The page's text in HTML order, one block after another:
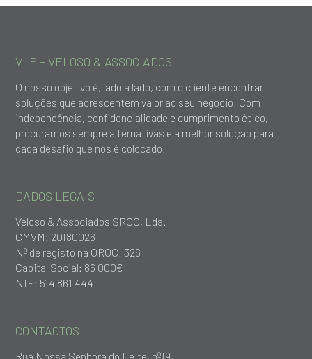
VLP – VELOSO & ASSOCIADOS
O nosso objetivo é, lado a lado, com o cliente encontrar
soluções que acrescentem valor ao seu negócio. Com
independência, confidencialidade e cumprimento ético,
procuramos sempre alternativas e a melhor solução para
cada desafio que nos é colocado.
DADOS LEGAIS
Veloso & Associados SROC, Lda.
CMVM: 20180026
Nº de registo na OROC: 326
Capital Social: 86 000€
NIF: 514 861 444
CONTACTOS
Rua Nossa Senhora do Leite, nº19,